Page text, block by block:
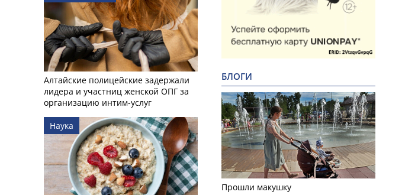
Алтайские полицейские задержали
лидера и участниц женской ОПГ за
организацию интим-услуг
Наука
БЛОГИ
Прошли макушку